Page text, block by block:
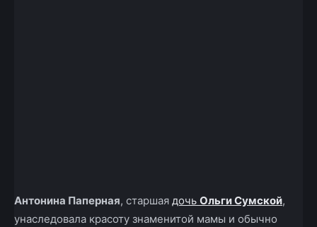
Антонина Паперная, старшая дочь Ольги Сумской,
унаследовала красоту знаменитой мамы и обычно